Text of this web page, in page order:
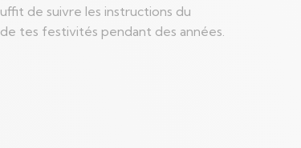
de suivre les instructions du
tes festivités pendant des années.